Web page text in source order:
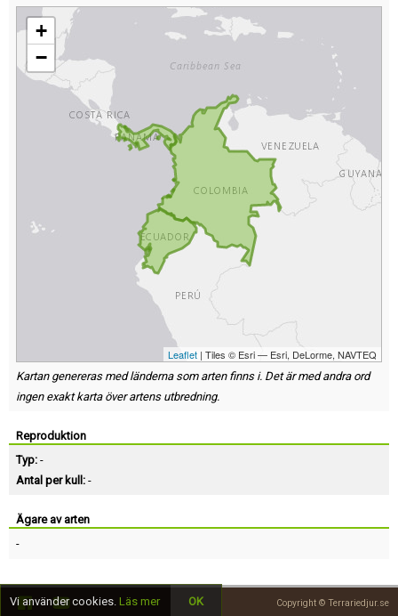
+
−
Leaflet | Tiles © Esri — Esri, DeLorme, NAVTEQ
Kartan genereras med länderna som arten finns i. Det är med andra ord
ingen exakt karta över artens utbredning.
Reproduktion
Typ: -
Antal per kull: -
Ägare av arten
-
Copyright © Terrariedjur.se
Vi använder cookies. Läs mer OK